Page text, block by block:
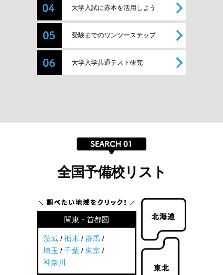
大学入試に赤本を活用しよう
受験までのワンツーステップ
大学入学共通テスト研究
全国予備校リスト
関東・首都圏
茨城 / 栃木 / 群馬 /
埼玉 / 千葉 / 東京 /
神奈川